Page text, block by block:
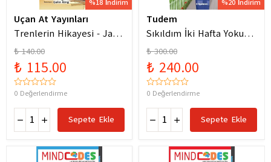
%18 İndirim
Uçan At Yayınları
Trenlerin Hikayesi - Jane
Bingham
₺ 140.00
₺ 115.00
0 Değerlendirme
Sepete Ekle
%20 İndirim
Tudem
Sıkıldım İki Hafta Yokum
Pelin Güneş
₺ 300.00
₺ 240.00
0 Değerlendirme
Sepete Ekle